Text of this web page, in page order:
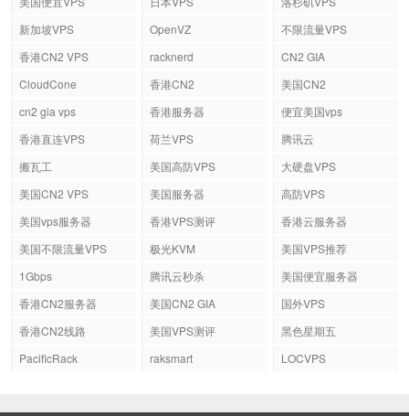
新加坡VPS
OpenVZ
不限流量VPS
香港CN2 VPS
racknerd
CN2 GIA
CloudCone
香港CN2
美国CN2
cn2 gia vps
香港服务器
便宜美国vps
香港直连VPS
荷兰VPS
腾讯云
搬瓦工
美国高防VPS
大硬盘VPS
美国CN2 VPS
美国服务器
高防VPS
美国vps服务器
香港VPS测评
香港云服务器
美国不限流量VPS
极光KVM
美国VPS推荐
1Gbps
腾讯云秒杀
美国便宜服务器
香港CN2服务器
美国CN2 GIA
国外VPS
香港CN2线路
美国VPS测评
黑色星期五
PacificRack
raksmart LOCVPS